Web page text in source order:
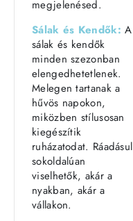
megjelenésed.
Sálak és Kendők: A
sálak és kendők
minden szezonban
elengedhetetlenek.
Melegen tartanak a
hűvös napokon,
miközben stílusosan
kiegészítik
ruházatodat. Ráadásul
sokoldalúan
viselhetők, akár a
nyakban, akár a
vállakon.